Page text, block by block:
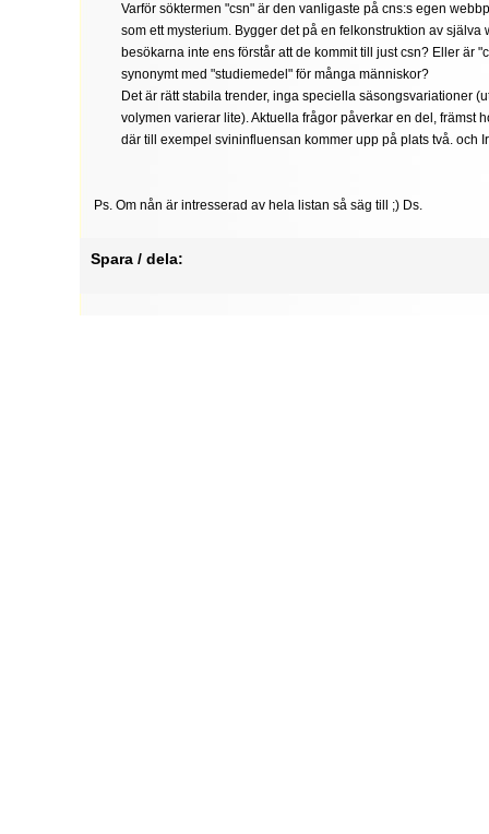
Varför söktermen "csn" är den vanligaste på cns:s egen
som ett mysterium. Bygger det på en felkonstruktion av själva
besökarna inte ens förstår att de kommit till just csn? Eller är
synonymt med "studiemedel" för många människor?
Det är rätt stabila trender, inga speciella säsongsvariationer
volymen varierar lite). Aktuella frågor påverkar en del, främst
där till exempel svininfluensan kommer upp på plats två. och
Ps. Om nån är intresserad av hela listan så säg till ;) Ds.
Spara / dela: